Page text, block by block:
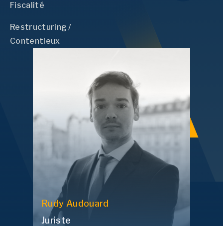
Fiscalité
Restructuring /
Contentieux
Rudy Audouard
Juriste